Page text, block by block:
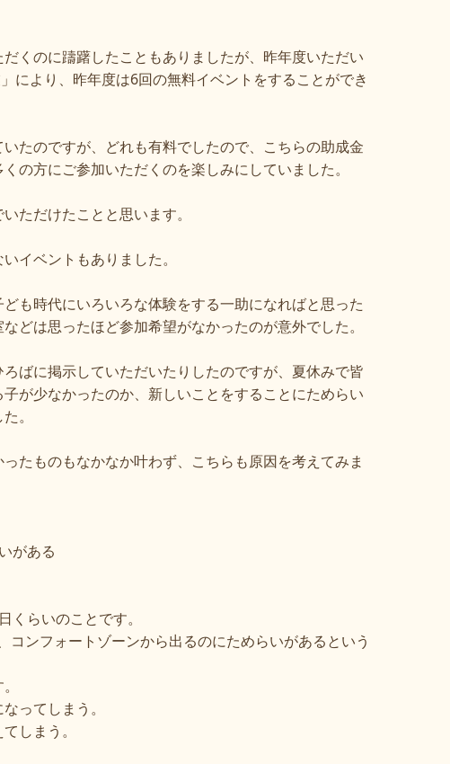
くのに躊躇したこともありましたが、昨年度いただい
により、昨年度は6回の無料イベントをすることができ
たのですが、どれも有料でしたので、こちらの助成金
の方にご参加いただくのを楽しみにしていました。
ただけたことと思います。
イベントもありました。
も時代にいろいろな体験をする一助になればと思った
どは思ったほど参加希望がなかったのが意外でした。
ばに掲示していただいたりしたのですが、夏休みで皆
が少なかったのか、新しいことをすることにためらい
。
たものもなかなか叶わず、こちらも原因を考えてみま
がある
くらいのことです。
コンフォートゾーンから出るのにためらいがあるという
ってしまう。
しまう。